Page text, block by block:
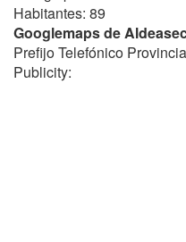
Habitantes: 89
Googlemaps de
Prefijo Telefónico
Publicity: